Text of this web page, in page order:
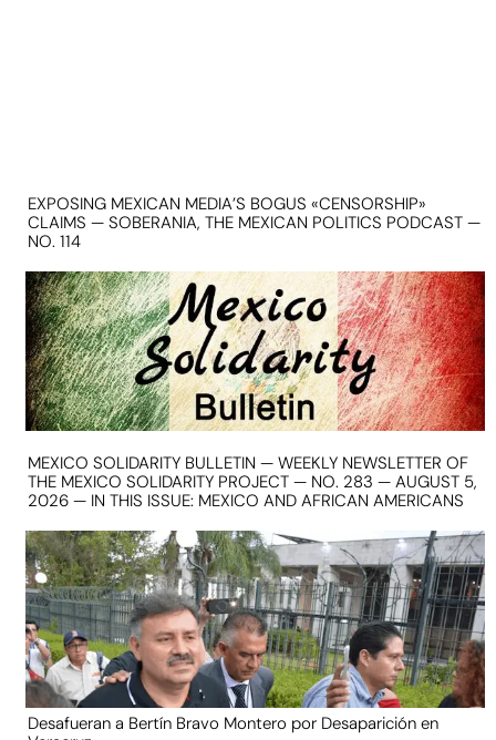
EXPOSING MEXICAN MEDIA’S BOGUS «CENSORSHIP»
CLAIMS — SOBERANIA, THE MEXICAN POLITICS PODCAST —
NO. 114
MEXICO SOLIDARITY BULLETIN — WEEKLY NEWSLETTER OF
THE MEXICO SOLIDARITY PROJECT — NO. 283 — AUGUST 5,
2026 — IN THIS ISSUE: MEXICO AND AFRICAN AMERICANS
Desafueran a Bertín Bravo Montero por Desaparición en